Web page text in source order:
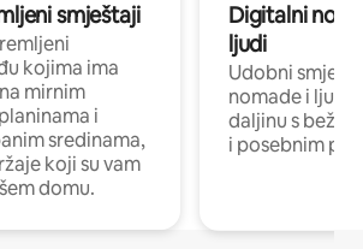
smještaji
kojima ima
mirnim
i
sredinama,
koji su vam
domu.
Digitalni
ljudi
Udobni
nomade i ljude
daljinu s
i posebnim